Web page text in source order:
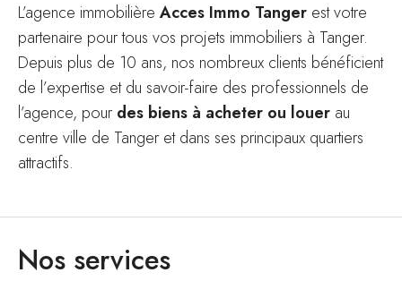
L’agence immobilière Acces Immo Tanger est votre
partenaire pour tous vos projets immobiliers à Tanger.
Depuis plus de 10 ans, nos nombreux clients bénéficient
de l’expertise et du savoir-faire des professionnels de
l’agence, pour des biens à acheter ou louer au
centre ville de Tanger et dans ses principaux quartiers
attractifs.
Nos services